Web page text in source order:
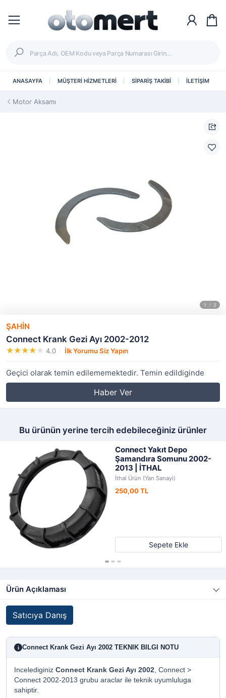
ANASAYFA MÜŞTERİ HİZMETLERİ SİPARİŞ TAKİBİ İLETİŞİM
Motor Aksamı
ŞAHİN
Connect Krank Gezi Ayı 2002-2012
4.0 İlk Yorumu Siz Yapın
Geçici olarak temin edilememektedir. Temin edildiginde
Haber Ver
Bu ürünün yerine tercih edebileceğiniz ürünler
Connect Yakıt Depo
Şamandıra Somunu 2002-
2013 | İTHAL
İthal Ürün (Yan Sanayi)
250,00 TL
Sepete Ekle
Ürün Açıklaması
Satıcıya Danış
i Connect Krank Gezi Ayı 2002 TEKNIK BILGI NOTU
Incelediginiz Connect Krank Gezi Ayı 2002, Connect >
Connect 2002-2013 grubu araclar ile teknik uyumluluga
sahiptir.